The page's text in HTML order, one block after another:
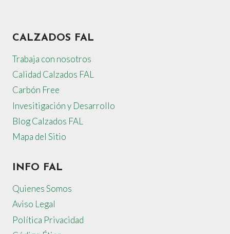
CALZADOS FAL
Trabaja con nosotros
Calidad Calzados FAL
Carbón Free
Invesitigación y Desarrollo
Blog Calzados FAL
Mapa del Sitio
INFO FAL
Quienes Somos
Aviso Legal
Política Privacidad